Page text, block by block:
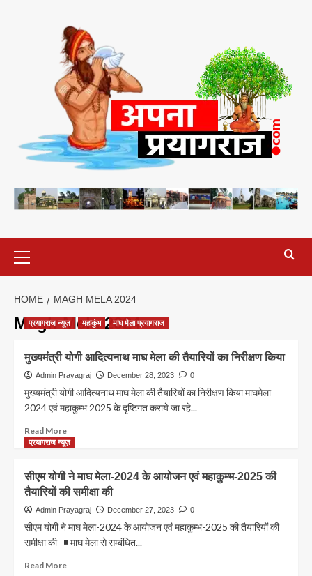
Menu
HOME MAGH MELA 2024
Magh Mela 2024
प्रयागराज न्यूज़ महाकुंभ माघ मेला प्रयागराज
मुख्यमंत्री योगी आदित्यनाथ माघ मेला की तैयारियों का निरीक्षण किया
Admin Prayagraj December 28, 2023 0
मुख्यमंत्री योगी आदित्यनाथ माघ मेला की तैयारियों का निरीक्षण किया माघमेला
2024 एवं महाकुम्भ 2025 के दृष्टिगत कराये जा रहे...
Read MoreRead
more
मुख्यमंत्री
योगी
आदित्यनाथ
माघ
तैयारियों
प्रयागराज न्यूज़
सीएम योगी ने माघ मेला-2024 के आयोजन एवं महाकुम्भ-2025 की
तैयारियों की समीक्षा की
Admin Prayagraj December 27, 2023 0
सीएम योगी ने माघ मेला-2024 के आयोजन एवं महाकुम्भ-2025 की तैयारियों की
समीक्षा की ◾ माघ मेला से सम्बंधित...
Read MoreRead